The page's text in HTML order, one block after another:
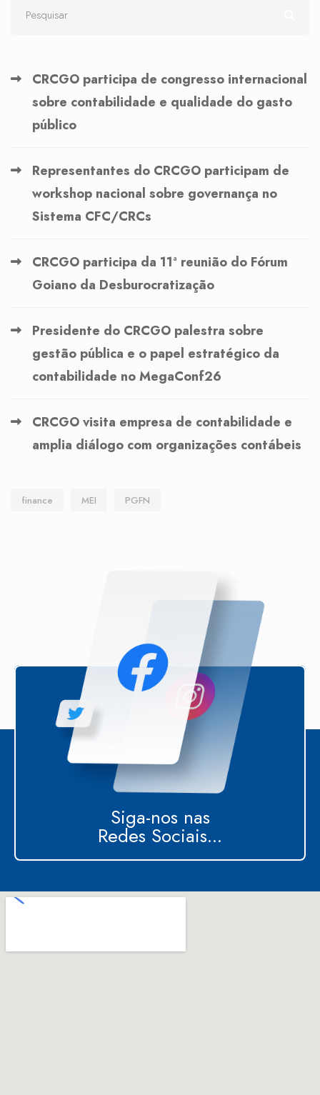
CRCGO participa de congresso internacional
sobre contabilidade e qualidade do gasto
público
Representantes do CRCGO participam de
workshop nacional sobre governança no
Sistema CFC/CRCs
CRCGO participa da 11ª reunião do Fórum
Goiano da Desburocratização
Presidente do CRCGO palestra sobre
gestão pública e o papel estratégico da
contabilidade no MegaConf26
CRCGO visita empresa de contabilidade e
amplia diálogo com organizações contábeis
finance MEI PGFN
Siga-nos nas
Redes Sociais...